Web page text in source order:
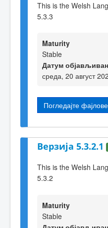
This is the Welsh
5.3.3
Maturity
Stable
Датум
среда, 20 август
Погледајте фајлове
Верзија 5.3.2.1
This is the Welsh
5.3.2
Maturity
Stable